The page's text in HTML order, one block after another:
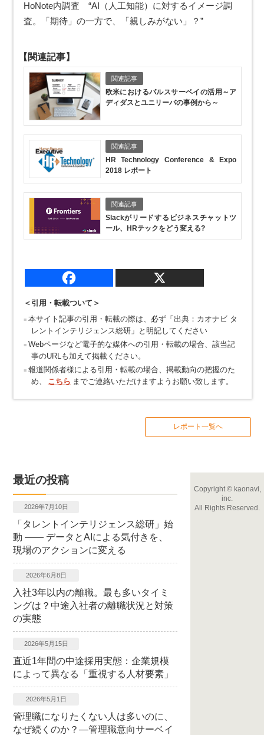
HoNote内調査 “AI（人工知能）に対するイメージ調
査。「期待」の一方で、「親しみがない」？”
【関連記事】
関連記事
欧米におけるパルスサーベイの活用 ～ア
ディダスとユニリーバの事例から～
関連記事
HR Technology Conference & Expo
2018 レポート
関連記事
Slackがリードするビジネスチャットツ
ール、HRテックをどう変える?
＜引用・転載ついて＞
本サイト記事の引用・転載の際は、必ず「出典：カオナビ タ
レントインテリジェンス総研」と明記してください
Webページなど電子的な媒体への引用・転載の場合、該当記
事のURLも加えて掲載ください。
報道関係者様による引用・転載の場合、掲載動向の把握のた
め、
こちら までご連絡いただけますようお願い致します。
レポート一覧へ
最近の投稿
2026年7月10日
「タレントインテリジェンス総研」始
動 ―― データとAIによる気付きを、
現場のアクションに変える
2026年6月8日
入社3年以内の離職。最も多いタイミ
ングは？中途入社者の離職状況と対策
の実態
2026年5月15日
直近1年間の中途採用実態：企業規模
によって異なる「重視する人材要素」
2026年5月1日
管理職になりたくない人は多いのに、
なぜ続くのか？―管理職意向サーベイ
Copyright©kaonavi,
inc.
All Rights Reserved.